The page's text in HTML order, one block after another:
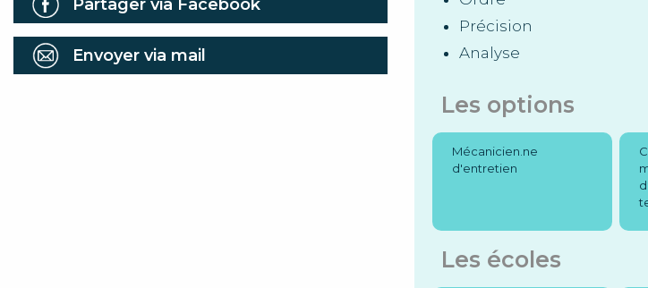
Partager via Facebook
Envoyer via mail
Précision
Analyse
Les options
Mécanicien.ne
d'entretien
Les écoles